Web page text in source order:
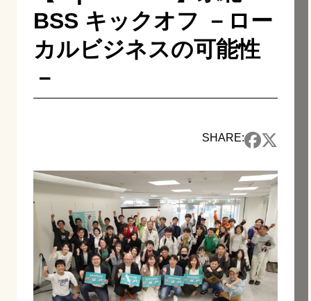
BSS キックオフ －ロー
カルビジネスの可能性
－
SHARE: